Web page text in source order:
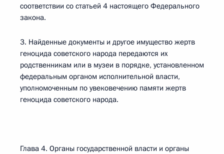
соответствии со статьей 4 настоящего Федерального
закона.
3. Найденные документы и другое имущество жертв
геноцида советского народа передаются их
родственникам или в музеи в порядке, установленном
федеральным органом исполнительной власти,
уполномоченным по увековечению памяти жертв
геноцида советского народа.
Глава 4. Органы государственной власти и органы